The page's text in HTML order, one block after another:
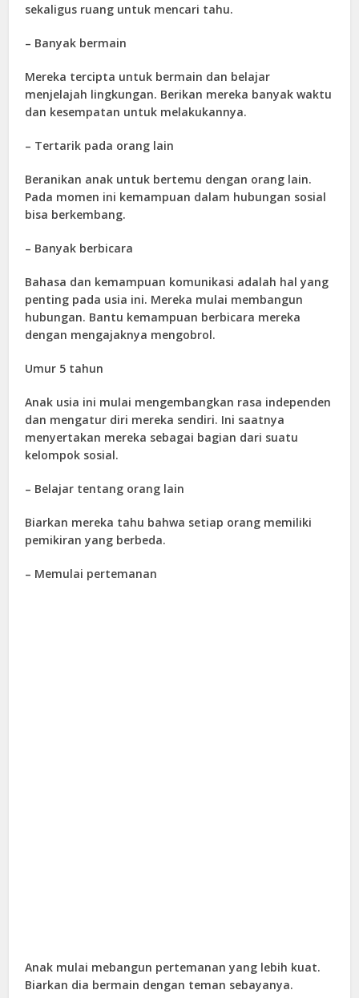
sekaligus ruang untuk mencari tahu.
– Banyak bermain
Mereka tercipta untuk bermain dan belajar
menjelajah lingkungan. Berikan mereka banyak waktu
dan kesempatan untuk melakukannya.
– Tertarik pada orang lain
Beranikan anak untuk bertemu dengan orang lain.
Pada momen ini kemampuan dalam hubungan sosial
bisa berkembang.
– Banyak berbicara
Bahasa dan kemampuan komunikasi adalah hal yang
penting pada usia ini. Mereka mulai membangun
hubungan. Bantu kemampuan berbicara mereka
dengan mengajaknya mengobrol.
Umur 5 tahun
Anak usia ini mulai mengembangkan rasa independen
dan mengatur diri mereka sendiri. Ini saatnya
menyertakan mereka sebagai bagian dari suatu
kelompok sosial.
– Belajar tentang orang lain
Biarkan mereka tahu bahwa setiap orang memiliki
pemikiran yang berbeda.
– Memulai pertemanan
Anak mulai mebangun pertemanan yang lebih kuat.
Biarkan dia bermain dengan teman sebayanya.